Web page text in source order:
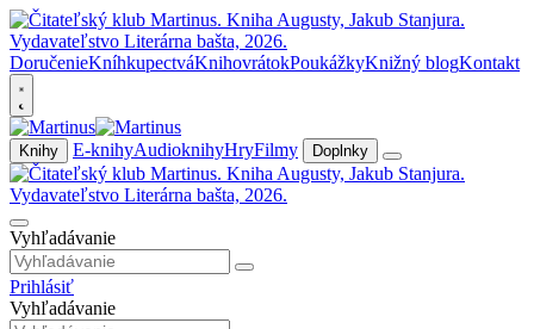
DoručenieKníhkupectváKnihovrátokPoukážkyKnižný blogKontakt
Knihy E-knihyAudioknihyHryFilmy Doplnky
Vyhľadávanie
Prihlásiť
Vyhľadávanie